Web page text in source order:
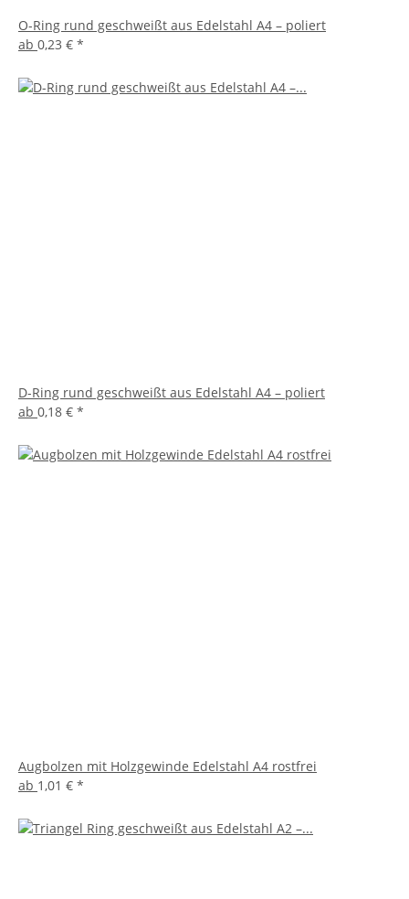
O-Ring rund geschweißt aus Edelstahl A4 – poliert
ab 0,23 € *
D-Ring rund geschweißt aus Edelstahl A4 – poliert
ab 0,18 € *
Augbolzen mit Holzgewinde Edelstahl A4 rostfrei
ab 1,01 € *